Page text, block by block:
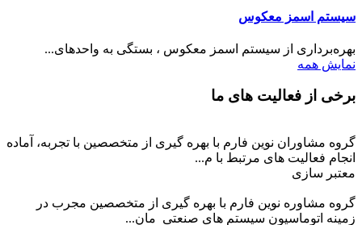
سیستم اسمز معکوس
بهره‌برداری از سیستم اسمز معکوس ، بستگی به واحدهای...
نمایش همه
برخی از فعالیت های ما
گروه مشاوران نوین فارم با بهره گیری از متخصصین با تجربه، آماده
انجام فعالیت های مرتبط با م...
معتبر سازی
گروه مشاوره نوین فارم با بهره گیری از متخصصین مجرب در
زمینه اتوماسیون سیستم های صنعتی مان...